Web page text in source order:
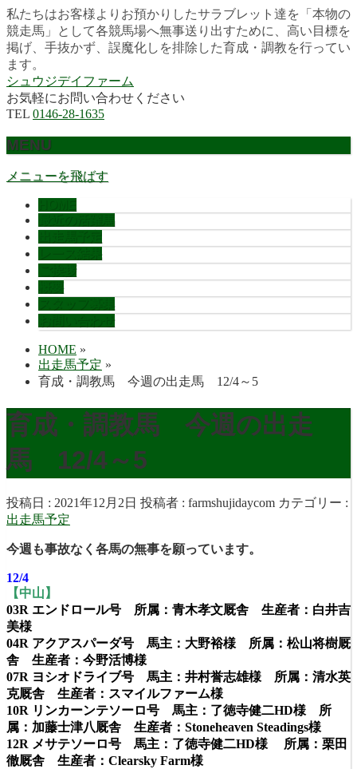
私たちはお客様よりお預かりしたサラブレット達を「本物の
競走馬」として各競馬場へ無事送り出すために、高い目標を
掲げ、手抜かず、誤魔化しを排除した育成・調教を行ってい
ます。
シュウジデイファーム
お気軽にお問い合わせください
TEL 0146-28-1635
MENU
メニューを飛ばす
HOME »
出走馬予定 »
育成・調教馬 今週の出走馬 12/4～5
育成・調教馬 今週の出走
馬 12/4～5
投稿日 : 2021年12月2日 投稿者 : farmshujidaycom カテゴリー :
出走馬予定
今週も事故なく各馬の無事を願っています。
12/4
【中山】
03R エンドロール号 所属：青木孝文厩舎 生産者：白井吉
美様
04R アクアスパーダ号 馬主：大野裕様 所属：松山将樹厩
舎 生産者：今野活博様
07R ヨシオドライブ号 馬主：井村誉志雄様 所属：清水英
克厩舎 生産者：スマイルファーム様
10R リンカーンテソーロ号 馬主：了徳寺健二HD様 所
属：加藤士津八厩舎 生産者：Stoneheaven Steadings様
12R メサテソーロ号 馬主：了徳寺健二HD様 所属：栗田
徹厩舎 生産者：Clearsky Farm様